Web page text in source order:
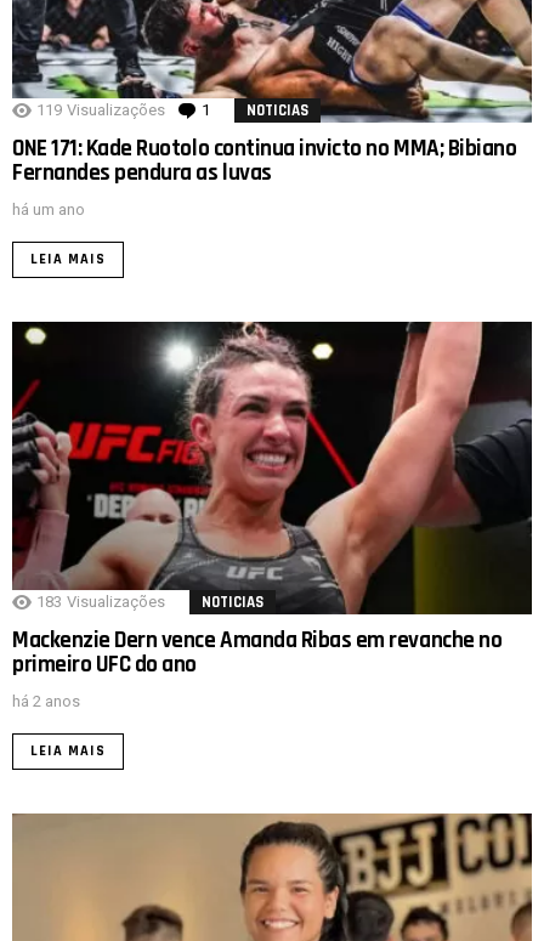
119 Visualizações 1 comentário
NOTICIAS
ONE 171: Kade Ruotolo continua invicto no MMA; Bibiano
Fernandes pendura as luvas
há um ano
LEIA MAIS
183 Visualizações NOTICIAS
Mackenzie Dern vence Amanda Ribas em revanche no
primeiro UFC do ano
há 2 anos
LEIA MAIS